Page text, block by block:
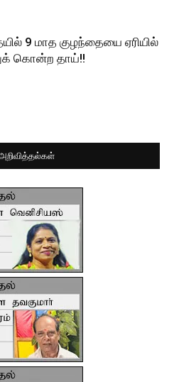
9 மாத குழந்தையை ஏரியில்
கொன்ற தாய்!!